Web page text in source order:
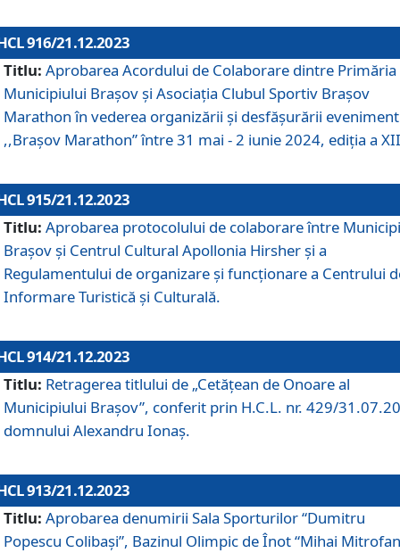
916/21.12.2023
Titlu: Aprobarea Acordului de Colaborare dintre Primăria
Municipiului Brașov și Asociația Clubul Sportiv Brașov
Marathon în vederea organizării și desfășurării
,,Brașov Marathon” între 31 mai - 2 iunie 2024, ediția a
915/21.12.2023
Titlu: Aprobarea protocolului de colaborare între
Brașov și Centrul Cultural Apollonia Hirsher și a
Regulamentului de organizare și funcționare a Centrului
Informare Turistică și Culturală.
914/21.12.2023
Titlu: Retragerea titlului de „Cetățean de Onoare al
Municipiului Brașov”, conferit prin H.C.L. nr. 429/
domnului Alexandru Ionaș.
913/21.12.2023
Titlu: Aprobarea denumirii Sala Sporturilor “Dumitru
Popescu Colibași”, Bazinul Olimpic de Înot “Mihai